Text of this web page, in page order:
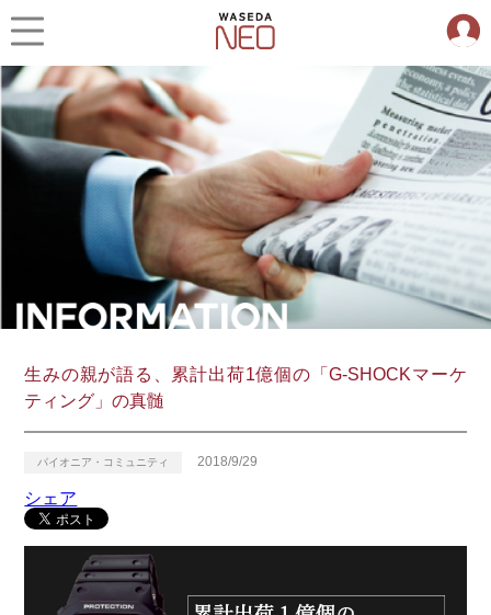
生みの親が語る、累計出荷1億個の「G-SHOCKマーケ
ティング」の真髄
パイオニア・コミュニティ 2018/9/29
シェア